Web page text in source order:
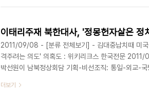
2011/09/08 - [분류 전체보기] - 김대중납치때 미
격주려는 의도' 의혹도 : 위키리크스 한국전문
박선원이 남북정상회담 기획-비선조직: 통일-외교-
장 두려워해' : 위키리크스 한국전문 2011/09/06 -
더보기